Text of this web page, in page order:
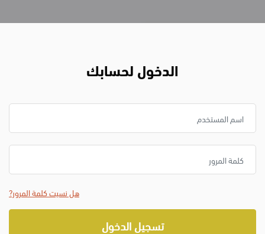
تخطى لتنشيء حسابًا جديدًاالدخول لحسابك
هل نسيت كلمة المرور?
تسجيل الدخول